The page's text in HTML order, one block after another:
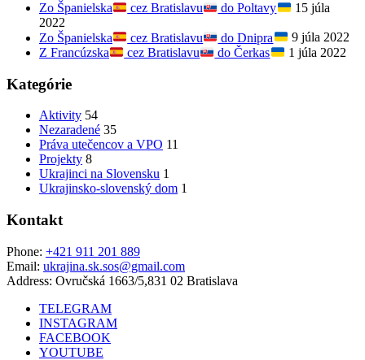
Zo Španielska cez Bratislavu do Poltavy
15 júla
2022
Zo Španielska
cez Bratislavu do Dnipra
9 júla 2022
Z Francúzska
cez Bratislavu do Čerkas 1 júla 2022
Kategórie
Aktivity 54
Nezaradené 35
Práva utečencov a VPO 11
Projekty 8
Ukrajinci na Slovensku 1
Ukrajinsko-slovenský dom 1
Kontakt
Phone: +421 911 201 889
Email: ukrajina.sk.sos@gmail.com
Address: Ovručská 1663/5,831 02 Bratislava
TELEGRAM
INSTAGRAM
FACEBOOK
YOUTUBE